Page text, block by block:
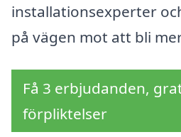
installationsexperter
på vägen mot att bli
Få 3 erbjudanden,
förpliktelser